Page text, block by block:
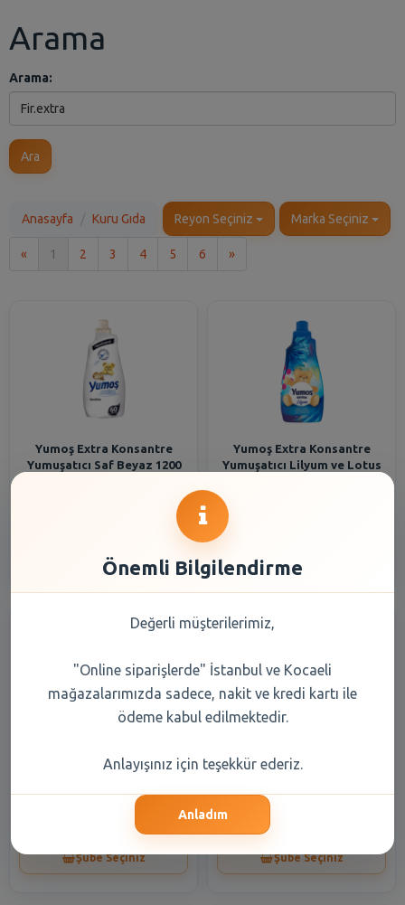
Arama
Arama:
Ara
Anasayfa Kuru Gıda Reyon Seçiniz Marka Seçiniz
« 1 2 3 4 5 6 »Son
Yumoş Extra Konsantre
Yumuşatıcı Saf Beyaz 1200
Yumoş Extra Konsantre
Yumuşatıcı Lilyum ve Lotus
ONARIM KORUMA EXTRA
Şube Seçiniz
Yumuşatıcı Yabani Orkide
Şube Seçiniz
Önemli Bilgilendirme
Değerli müşterilerimiz,
"Online siparişlerde" İstanbul ve Kocaeli
mağazalarımızda sadece, nakit ve kredi kartı ile
ödeme kabul edilmektedir.
Anlayışınız için teşekkür ederiz.
Anladım